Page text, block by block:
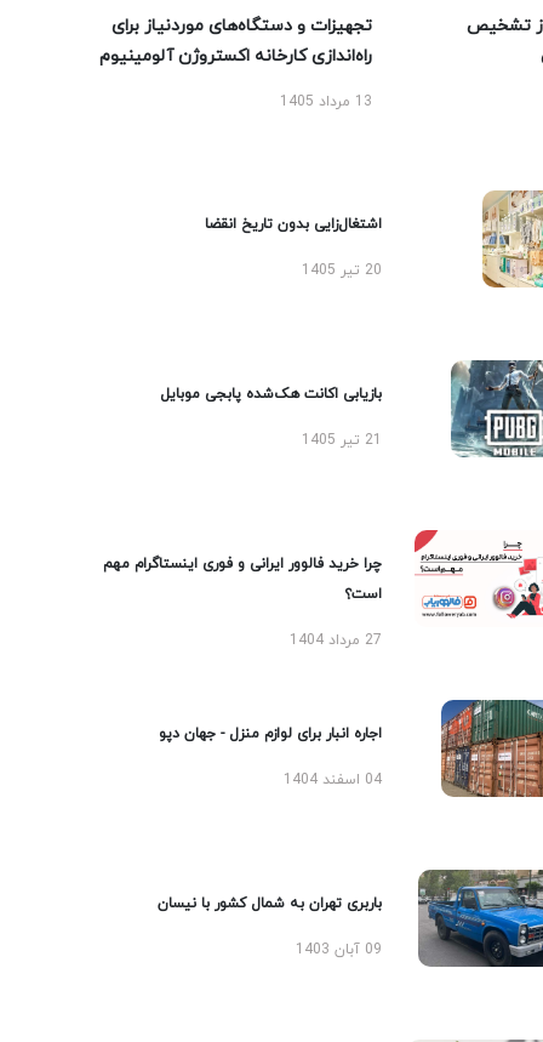
تشخیص
تجهیزات و دستگاه‌های موردنیاز برای
راه‌اندازی کارخانه اکستروژن آلومینیوم
13 مرداد 1405
اشتغال‌زایی بدون تاریخ انقضا
20 تیر 1405
بازیابی اکانت هک‌شده پابجی موبایل
چرا خرید فالوور ایرانی و فوری اینستاگرام مهم
است؟
27 مرداد 1404
اجاره انبار برای لوازم منزل - جهان دپو
04 اسفند 1404
باربری تهران به شمال کشور با نیسان
09 آبان 1403